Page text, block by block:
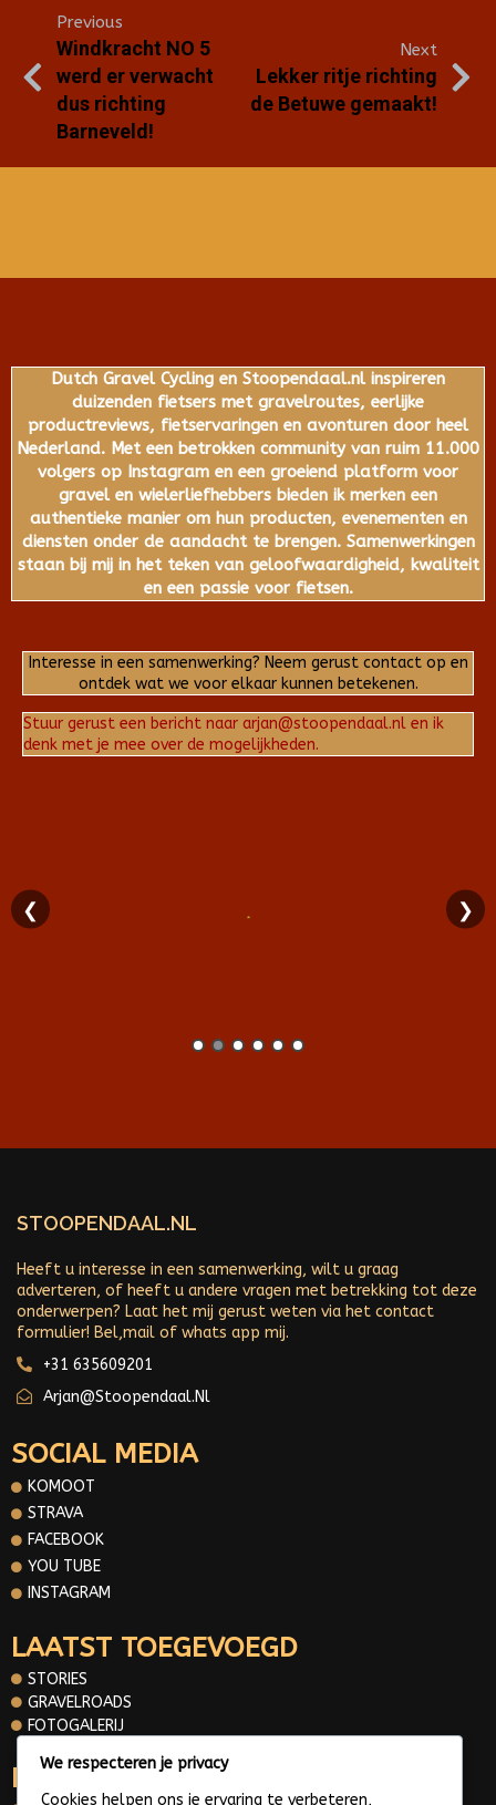
Previous
Windkracht NO 5
werd er verwacht
dus richting
Barneveld!
Next
Lekker ritje richting
de Betuwe gemaakt!
Dutch Gravel Cycling en Stoopendaal.nl inspireren
duizenden fietsers met gravelroutes, eerlijke
productreviews, fietservaringen en avonturen door heel
Nederland. Met een betrokken community van ruim 11.000
volgers op Instagram en een groeiend platform voor
gravel en wielerliefhebbers bieden ik merken een
authentieke manier om hun producten, evenementen en
diensten onder de aandacht te brengen. Samenwerkingen
staan bij mij in het teken van geloofwaardigheid, kwaliteit
en een passie voor fietsen.
Interesse in een samenwerking? Neem gerust contact op en
ontdek wat we voor elkaar kunnen betekenen.
Stuur gerust een bericht naar arjan@stoopendaal.nl en ik
denk met je mee over de mogelijkheden.
❮ ❯
STOOPENDAAL.NL
Heeft u interesse in een samenwerking, wilt u graag
adverteren, of heeft u andere vragen met betrekking tot deze
onderwerpen? Laat het mij gerust weten via het contact
formulier! Bel,mail of whats app mij.
+31 635609201
Arjan@stoopendaal.nl
SOCIAL MEDIA
KOMOOT
STRAVA
FACEBOOK
YOU TUBE
INSTAGRAM
LAATST TOEGEVOEGD
STORIES
GRAVELROADS
FOTOGALERIJ
INFORMATIE
We respecteren je privacy
Cookies helpen ons je ervaring te verbeteren,